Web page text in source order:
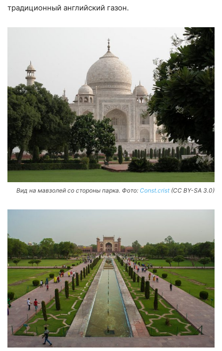
традиционный английский газон.
Вид на мавзолей со стороны парка. Фото: Const.crist(CC BY-SA 3.0)